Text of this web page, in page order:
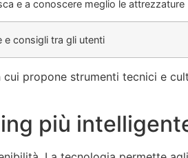
e a conoscere meglio le attrezzature
e consigli tra gli utenti
propone strumenti tecnici e
più